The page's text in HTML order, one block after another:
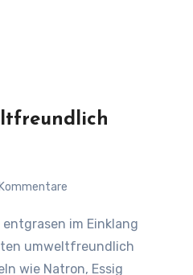
umweltfreundlich
wie Natron, Essig